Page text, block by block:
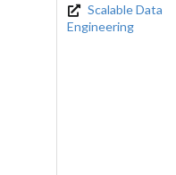
Scalable Data
Engineering